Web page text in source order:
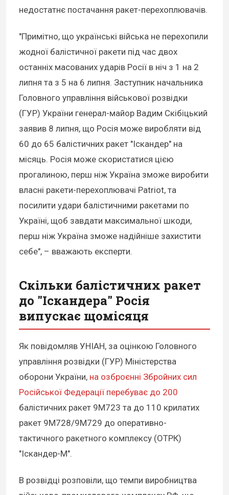
недостатнє постачання ракет-перехоплювачів.
"Примітно, що українські війська не перехопили
жодної балістичної ракети під час двох
останніх масованих ударів Росії в ніч з 1 на 2
липня та з 5 на 6 липня. Заступник начальника
Головного управління військової розвідки
(ГУР) України генерал-майор Вадим Скібіцький
заявив 8 липня, що Росія може виробляти від
60 до 65 балістичних ракет "Іскандер" на
місяць. Росія може скористатися цією
прогалиною, перш ніж Україна зможе виробити
власні ракети-перехоплювачі Patriot, та
посилити удари балістичними ракетами по
Україні, щоб завдати максимальної шкоди,
перш ніж Україна зможе надійніше захистити
себе", – вважають експерти.
Скільки балістичних ракет
до "Іскандера" Росія
випускає щомісяця
Як повідомляв УНІАН, за оцінкою Головного
управління розвідки (ГУР) Міністерства
оборони України, на озброєнні Збройних сил
Російської Федерації перебуває до 200
балістичних ракет 9М723 та до 110 крилатих
ракет 9М728/9M729 до оперативно-
тактичного ракетного комплексу (ОТРК)
"Іскандер-М".
В розвідці розповіли, що темпи виробництва